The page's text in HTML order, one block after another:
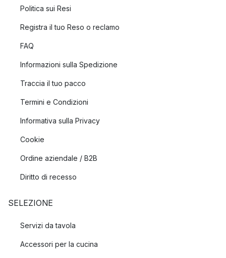
Politica sui Resi
Registra il tuo Reso o reclamo
FAQ
Informazioni sulla Spedizione
Traccia il tuo pacco
Termini e Condizioni
Informativa sulla Privacy
Cookie
Ordine aziendale / B2B
Diritto di recesso
SELEZIONE
Servizi da tavola
Accessori per la cucina